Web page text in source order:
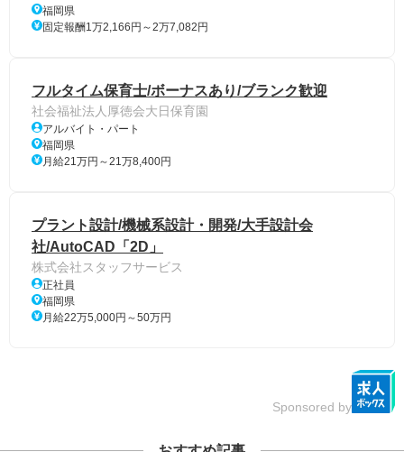
福岡県
固定報酬1万2,166円～2万7,082円
フルタイム保育士/ボーナスあり/ブランク歓迎
社会福祉法人厚徳会大日保育園
アルバイト・パート
福岡県
月給21万円～21万8,400円
プラント設計/機械系設計・開発/大手設計会
社/AutoCAD「2D」
株式会社スタッフサービス
正社員
福岡県
月給22万5,000円～50万円
Sponsored by